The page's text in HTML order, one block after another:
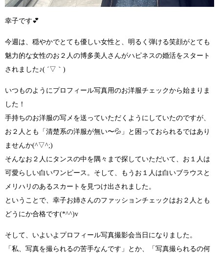
幸子です💕
今週は、 穏やかでとても優しい女性 と、 明るく弾ける笑顔がとても
魅力的な女性のお２人の博多美人さんがハピネスの婚活をスタート
されました♪( ´▽｀)
いつものようにプロフィール写真用のお洋服チェックから始まりま
した！
手持ちのお洋服の写メを送っていただくようにしていたのですが、
お２人とも
「清楚系の洋服が無い〜💦 」
と困っておられるではあり
ませんか(^▽^;)
そんなお２人にタンスの中を隅々まで探していただいて、 お１人は
可愛らしい白いワンピース 。そして、
もうお１人は白いブラウスと
メリハリのあるスカート を見つけ出されました。
ということで、 幸子お姉さんのファッションチェックはお２人とも
どうにか合格です(*^^)v
そして、いよいよプロフィール写真撮影会当日になりました。
「私、写真を撮られるの苦手なんです」
とか、
「写真撮られるの何